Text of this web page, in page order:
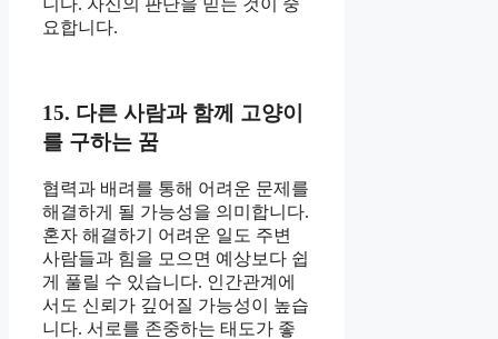
니다. 자신의 판단을 믿는 것이 중
요합니다.
15. 다른 사람과 함께 고양이
를 구하는 꿈
협력과 배려를 통해 어려운 문제를
해결하게 될 가능성을 의미합니다.
혼자 해결하기 어려운 일도 주변
사람들과 힘을 모으면 예상보다 쉽
게 풀릴 수 있습니다. 인간관계에
서도 신뢰가 깊어질 가능성이 높습
니다. 서로를 존중하는 태도가 좋